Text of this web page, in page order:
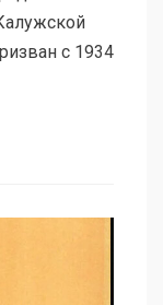
с 1934